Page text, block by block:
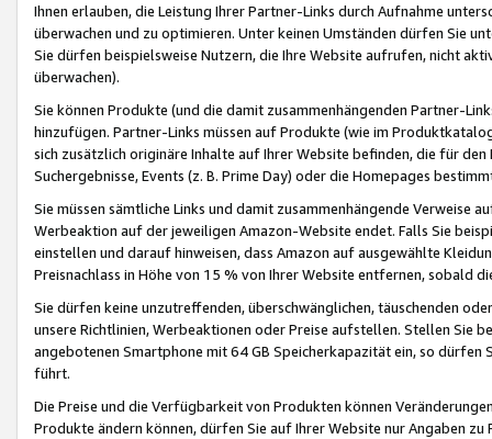
Ihnen erlauben, die Leistung Ihrer Partner-Links durch Aufnahme
überwachen und zu optimieren. Unter keinen Umständen dürfen Sie
Sie dürfen beispielsweise Nutzern, die Ihre Website aufrufen, nicht
überwachen).
Sie können Produkte (und die damit zusammenhängenden Partner-
hinzufügen. Partner-Links müssen auf Produkte (wie im
sich zusätzlich originäre Inhalte auf Ihrer Website befinden, die für
Suchergebnisse, Events (z. B. Prime Day) oder die Homepages
Sie müssen sämtliche Links und damit zusammenhängende
Werbeaktion auf der jeweiligen Amazon-Website endet. Falls Sie
einstellen und darauf hinweisen, dass Amazon auf ausgewählte
Preisnachlass in Höhe von 15 % von Ihrer Website entfernen, sobald
Sie dürfen keine unzutreffenden, überschwänglichen, täuschenden
unsere Richtlinien, Werbeaktionen oder Preise aufstellen. Stellen Sie
angebotenen Smartphone mit 64 GB Speicherkapazität ein, so dürfen
führt.
Die Preise und die Verfügbarkeit von Produkten können
Produkte ändern können, dürfen Sie auf Ihrer Website nur Angaben